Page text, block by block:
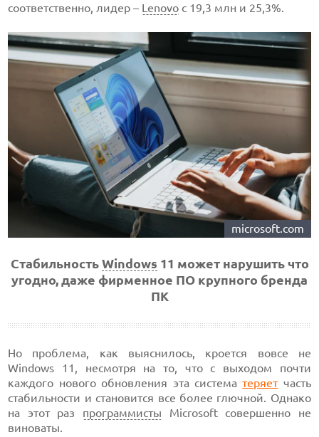
соответственно, лидер – Lenovo с 19,3 млн и 25,3%.
microsoft.com
Стабильность Windows 11 может нарушить что
угодно, даже фирменное ПО крупного бренда
ПК
Но проблема, как выяснилось, кроется вовсе не
Windows 11, несмотря на то, что с выходом почти
каждого нового обновления эта систематеряетчасть
стабильности и становится все более глючной. Однако
на этот раз программисты Microsoft совершенно не
виноваты.